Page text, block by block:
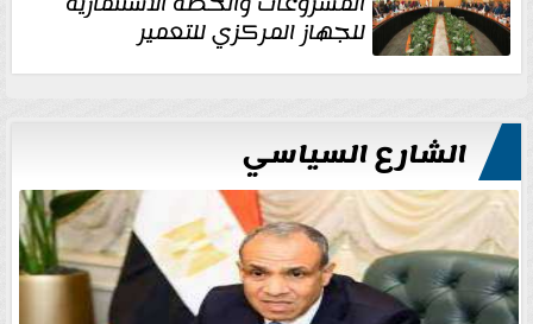
للجهاز المركزي للتعمير
الشارع السياسي